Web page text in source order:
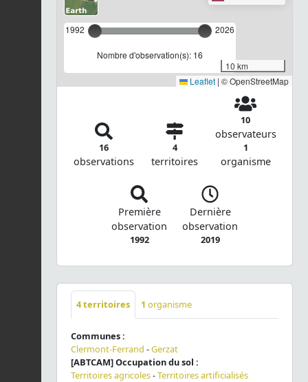
1992 2026
Nombre d'observation(s): 16
10 km
Leaflet | © OpenStreetMap
16
observations
4
territoires
10
observateurs
1
organisme
Première
observation
1992
Dernière
observation
2019
4territoires 1 organisme
Communes :
Clermont-Ferrand -Gerzat
[ABTCAM] Occupation du sol :
Territoires agricoles-Territoires artificialisés